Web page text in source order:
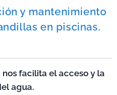
y mantenimiento
en piscinas.
facilita el acceso y la
agua.